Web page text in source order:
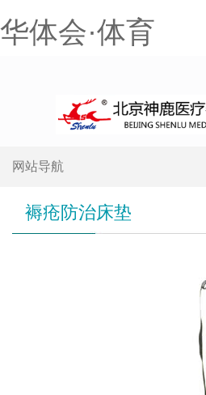
华体会·体育
网站导航
褥疮防治床垫